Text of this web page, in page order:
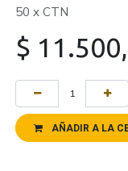
50 x CTN
$
AÑADIR A LA